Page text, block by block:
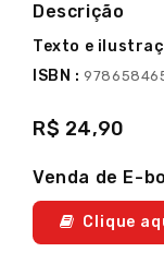
Descrição
Texto e
ISBN :
R$ 24,90
Venda de E-
Clique